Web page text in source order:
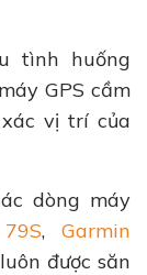
tình huống
GPS cầm
vị trí của
dòng máy
,Garmin
được săn